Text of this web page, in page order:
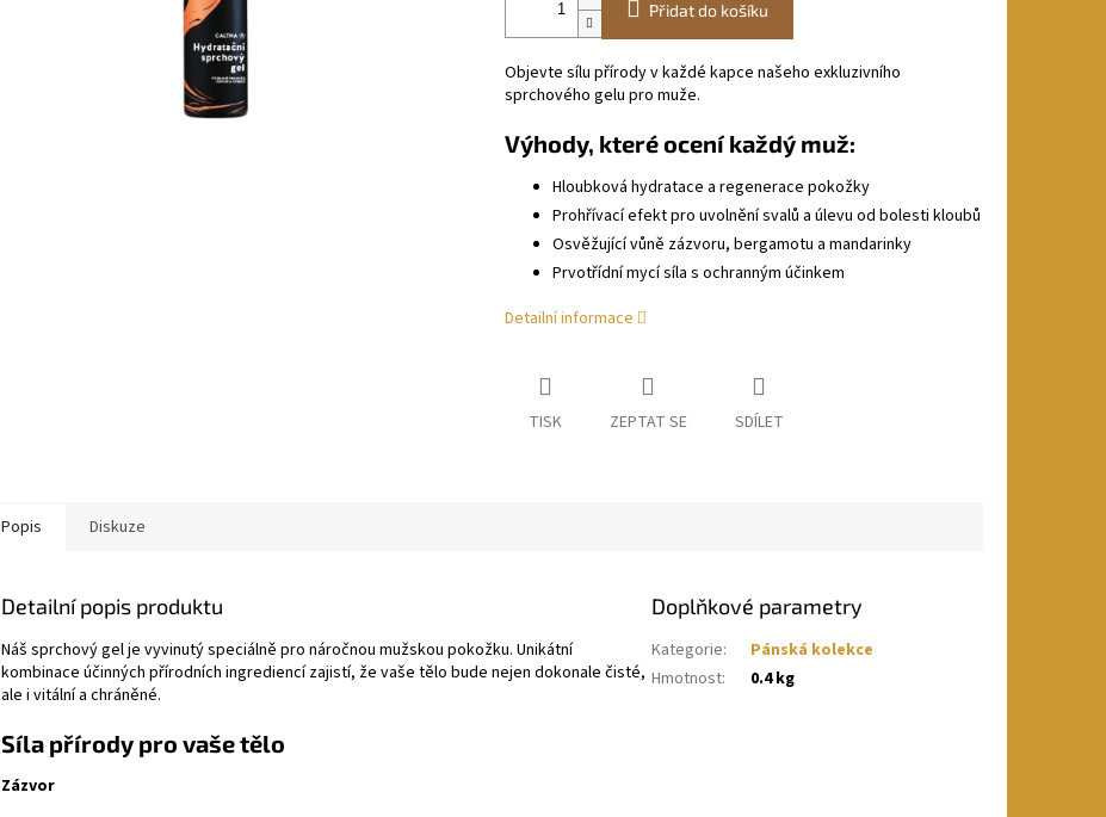
Přidat do košíku
Objevte sílu přírody v každé kapce našeho exkluzivního
sprchového gelu pro muže.
Výhody, které ocení každý muž:
Hloubková hydratace a regenerace pokožky
Prohřívací efekt pro uvolnění svalů a úlevu od bolesti kloubů
Osvěžující vůně zázvoru, bergamotu a mandarinky
Prvotřídní mycí síla s ochranným účinkem
Detailní informace
TISK ZEPTAT SE SDÍLET
Popis Diskuze
Detailní popis produktu
Náš sprchový gel je vyvinutý speciálně pro náročnou mužskou pokožku. Unikátní
kombinace účinných přírodních ingrediencí zajistí, že vaše tělo bude nejen dokonale čisté,
ale i vitální a chráněné.
Síla přírody pro vaše tělo
Zázvor
Doplňkové parametry
Kategorie:
Pánská kolekce
Hmotnost: 0.4 kg